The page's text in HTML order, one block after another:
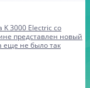
K 3000 Electric со
представлен новый
еще не было так